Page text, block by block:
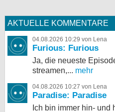
AKTUELLE KOMMENTARE
04.08.2026 10:29 von Lena
Furious: Furious
Ja, die neueste
streamen,... mehr
04.08.2026 10:27 von Lena
Paradise: Paradise
Ich bin immer hin-